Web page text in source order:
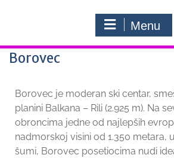
Menu
Borovec
Borovec je moderan ski centar,
planini Balkana – Rili (2.925 m). Na
obroncima jedne od najlepših
nadmorskoj visini od 1.350 metara,
šumi, Borovec posetiocima nudi